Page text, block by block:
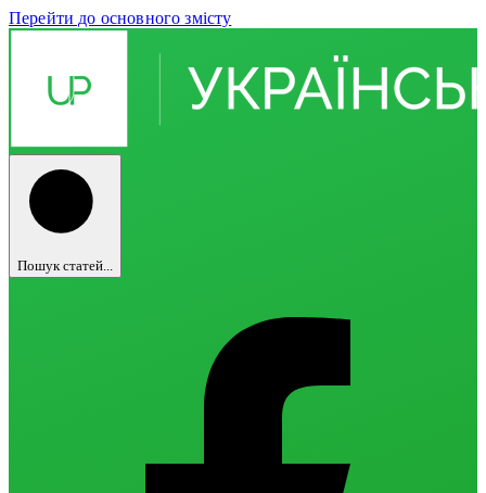
Перейти до основного змісту
Пошук статей...